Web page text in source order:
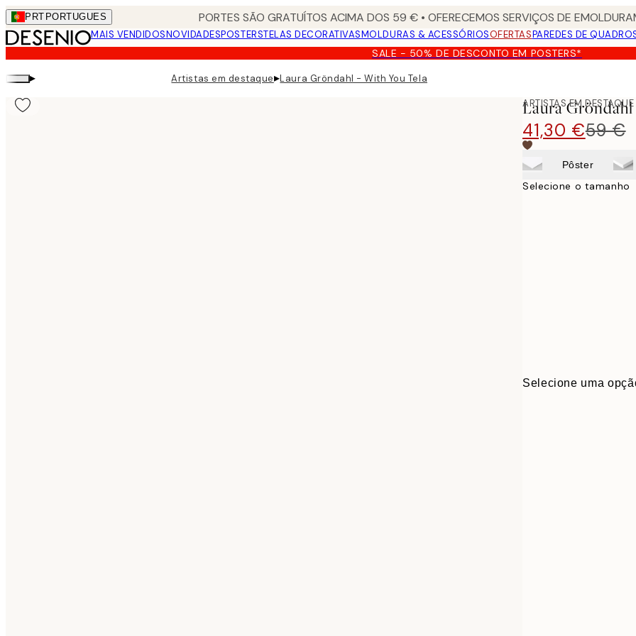
Skip
to
main
content.
PRT PORTUGUES PORTES SÃO GRATUÍTOS ACIMA DOS 59 € • OFERECEMOS SERVIÇOS DE
MAIS VENDIDOSNOVIDADESPOSTERSTELAS DECORATIVASMOLDURAS & ACESSÓRIOSOFERTASPAREDES DE
SALE - 50% DE DESCONTO EM POSTERS*
▸ Artistas em destaque▸Laura Gröndahl - With You Tela
ARTISTAS EM DESTAQUE
Laura
41,30 €59 €
Pôster
Selecione o tamanho
Selecione uma